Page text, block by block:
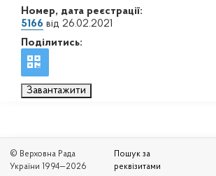
Номер, дата реєстрації:
5166 від 26.02.2021
Поділитись:
Завантажити
© Верховна Рада
України 1994—2026
Пошук за
реквізитами